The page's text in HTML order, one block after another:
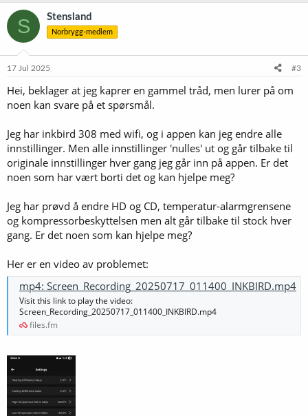
S Stensland
Norbrygg-medlem
17 Jul 2025 #3
Hei, beklager at jeg kaprer en gammel tråd, men lurer på om
noen kan svare på et spørsmål.
Jeg har inkbird 308 med wifi, og i appen kan jeg endre alle
innstillinger. Men alle innstillinger 'nulles' ut og går tilbake til
originale innstillinger hver gang jeg går inn på appen. Er det
noen som har vært borti det og kan hjelpe meg?
Jeg har prøvd å endre HD og CD, temperatur-alarmgrensene
og kompressorbeskyttelsen men alt går tilbake til stock hver
gang. Er det noen som kan hjelpe meg?
Her er en video av problemet:
mp4: Screen_Recording_20250717_011400_INKBIRD.mp4
Visit this link to play the video:
Screen_Recording_20250717_011400_INKBIRD.mp4
files.fm